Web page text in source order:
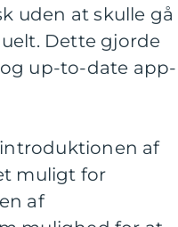
uden at skulle gå
Dette gjorde
up-to-date app-
af
muligt for
af